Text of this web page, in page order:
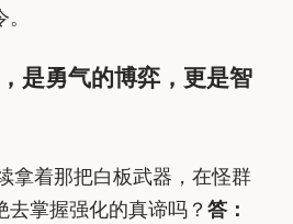
是勇气的博弈，更是智
拿着那把白板武器，在怪群
掌握强化的真谛吗？ 答：